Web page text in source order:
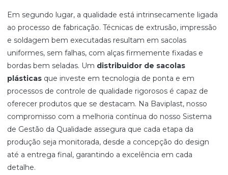
Em segundo lugar, a qualidade está intrinsecamente ligada
ao processo de fabricação. Técnicas de extrusão, impressão
e soldagem bem executadas resultam em sacolas
uniformes, sem falhas, com alças firmemente fixadas e
bordas bem seladas. Um distribuidor de sacolas
plásticas que investe em tecnologia de ponta e em
processos de controle de qualidade rigorosos é capaz de
oferecer produtos que se destacam. Na Baviplast, nosso
compromisso com a melhoria contínua do nosso Sistema
de Gestão da Qualidade assegura que cada etapa da
produção seja monitorada, desde a concepção do design
até a entrega final, garantindo a excelência em cada
detalhe.